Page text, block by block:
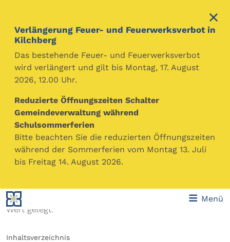
Verlängerung Feuer- und Feuerwerksverbot in
Kilchberg
Das bestehende Feuer- und Feuerwerksverbot
wird verlängert und gilt bis Montag, 17. August
2026, 12.00 Uhr.
Reduzierte Öffnungszeiten Schalter
Gemeindeverwaltung während
Schulsommerferien
Bitte beachten Sie die reduzierten Öffnungszeiten
während der Sommerferien vom Montag 13. Juli
bis Freitag 14. August 2026.
Menü
Gemeinde Kilchberg
Parkieren & Verkehr
Mit Konzepten und Massnahmen verschiedenster Art
und unter Einbezug der Bevölkerung möchte die
Gemeinde den Ansprüchen und Anforderungen
sämtlicher Verkehrsteilnehmer - egal ob zu Fuss, mit
auch auf die Sicherheit des Langsamverkehrs grosser
Wert gelegt.
Inhaltsverzeichnis